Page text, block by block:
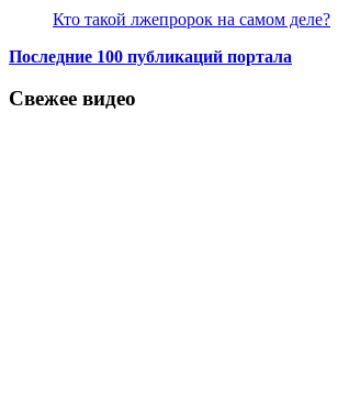
Кто такой лжепророк на самом деле?
Последние 100 публикаций портала
Свежее видео